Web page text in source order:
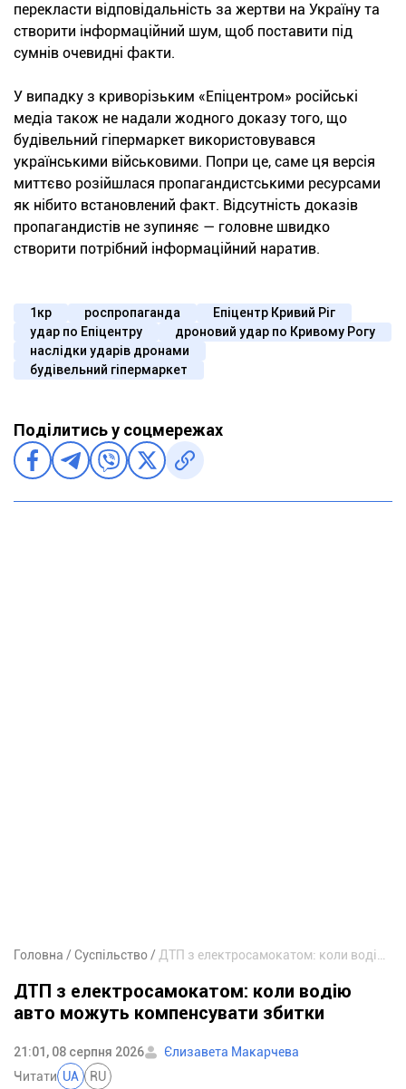
перекласти відповідальність за жертви на Україну та
створити інформаційний шум, щоб поставити під
сумнів очевидні факти.
У випадку з криворізьким «Епіцентром» російські
медіа також не надали жодного доказу того, що
будівельний гіпермаркет використовувався
українськими військовими. Попри це, саме ця версія
миттєво розійшлася пропагандистськими ресурсами
як нібито встановлений факт. Відсутність доказів
пропагандистів не зупиняє — головне швидко
створити потрібний інформаційний наратив.
1кр роспропаганда
Епіцентр Кривий Ріг
удар по Епіцентру
дроновий удар по Кривому Рогу
наслідки ударів дронами
будівельний гіпермаркет
Поділитись у соцмережах
Головна Суспільство ДТП з електросамокатом: коли водію авто можуть компенсувати збитки
ДТП з електросамокатом: коли водію
авто можуть компенсувати збитки
21:01, 08 серпня 2026
Єлизавета Макарчева
Читати UA RU